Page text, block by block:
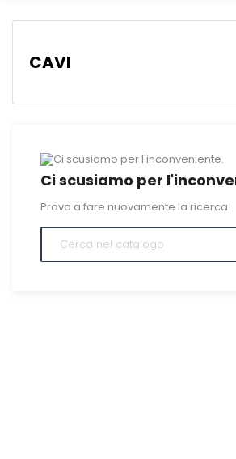
CAVI
Ci scusiamo per
Prova a fare nuovamente la ricerca